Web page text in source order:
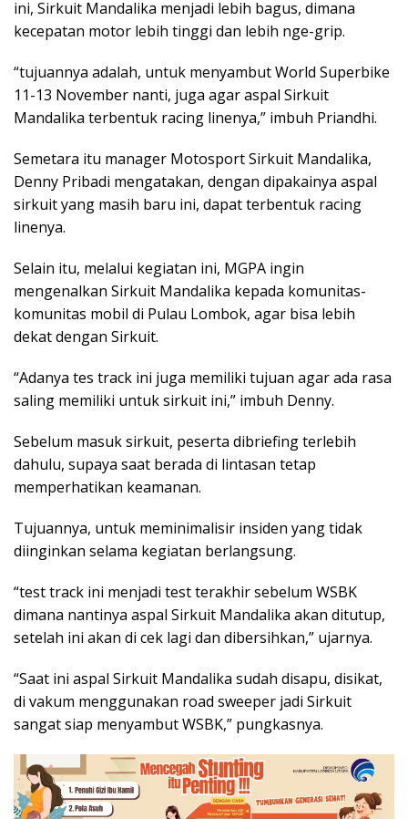
ini, Sirkuit Mandalika menjadi lebih bagus, dimana
kecepatan motor lebih tinggi dan lebih nge-grip.
“tujuannya adalah, untuk menyambut World Superbike
11-13 November nanti, juga agar aspal Sirkuit
Mandalika terbentuk racing linenya,” imbuh Priandhi.
Semetara itu manager Motosport Sirkuit Mandalika,
Denny Pribadi mengatakan, dengan dipakainya aspal
sirkuit yang masih baru ini, dapat terbentuk racing
linenya.
Selain itu, melalui kegiatan ini, MGPA ingin
mengenalkan Sirkuit Mandalika kepada komunitas-
komunitas mobil di Pulau Lombok, agar bisa lebih
dekat dengan Sirkuit.
“Adanya tes track ini juga memiliki tujuan agar ada rasa
saling memiliki untuk sirkuit ini,” imbuh Denny.
Sebelum masuk sirkuit, peserta dibriefing terlebih
dahulu, supaya saat berada di lintasan tetap
memperhatikan keamanan.
Tujuannya, untuk meminimalisir insiden yang tidak
diinginkan selama kegiatan berlangsung.
“test track ini menjadi test terakhir sebelum WSBK
dimana nantinya aspal Sirkuit Mandalika akan ditutup,
setelah ini akan di cek lagi dan dibersihkan,” ujarnya.
“Saat ini aspal Sirkuit Mandalika sudah disapu, disikat,
di vakum menggunakan road sweeper jadi Sirkuit
sangat siap menyambut WSBK,” pungkasnya.